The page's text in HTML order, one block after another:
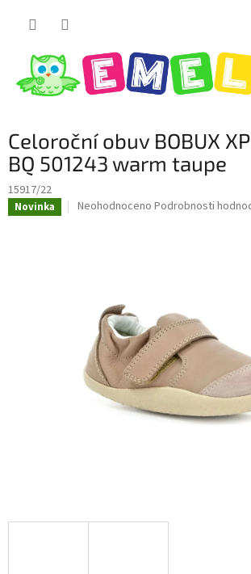
Celoroční obuv BOBUX
BQ 501243 warm taupe
15917/22
Novinka
Průměrné
hvězdiček.
Neohodnoceno Podrobnosti